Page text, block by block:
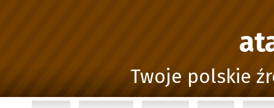
Twoje polskie